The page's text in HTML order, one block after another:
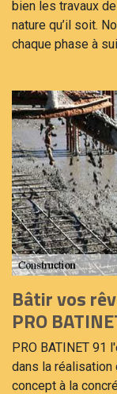
bien les travaux
nature qu’il soit.
chaque phase à
Bâtir vos
PRO
PRO BATINET 91
dans la
concept à la